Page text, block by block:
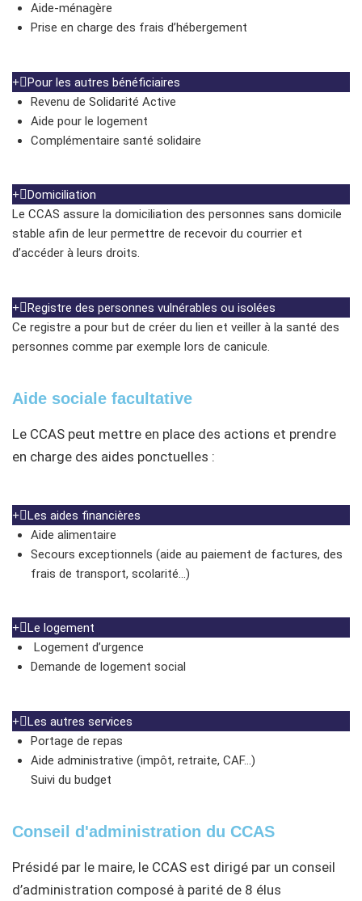
Aide-ménagère
Prise en charge des frais d’hébergement
Pour les autres bénéficiaires
Revenu de Solidarité Active
Aide pour le logement
Complémentaire santé solidaire
Domiciliation
Le CCAS assure la domiciliation des personnes sans domicile
stable afin de leur permettre de recevoir du courrier et
d’accéder à leurs droits.
Registre des personnes vulnérables ou isolées
Ce registre a pour but de créer du lien et veiller à la santé des
personnes comme par exemple lors de canicule.
Aide sociale facultative
Le CCAS peut mettre en place des actions et prendre
en charge des aides ponctuelles :
Les aides financières
Aide alimentaire
Secours exceptionnels (aide au paiement de factures, des
frais de transport, scolarité…)
Le logement
Logement d’urgence
Demande de logement social
Les autres services
Portage de repas
Aide administrative (impôt, retraite, CAF…)
Suivi du budget
Conseil d'administration du CCAS
Présidé par le maire, le CCAS est dirigé par un conseil
d’administration composé à parité de 8 élus